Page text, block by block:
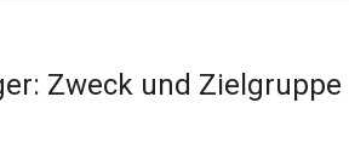
Zweck und Zielgruppe